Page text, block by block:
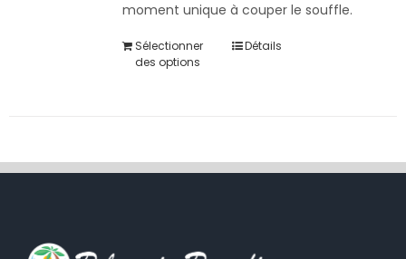
moment unique à couper le souffle.
Sélectionner
des options
Détails